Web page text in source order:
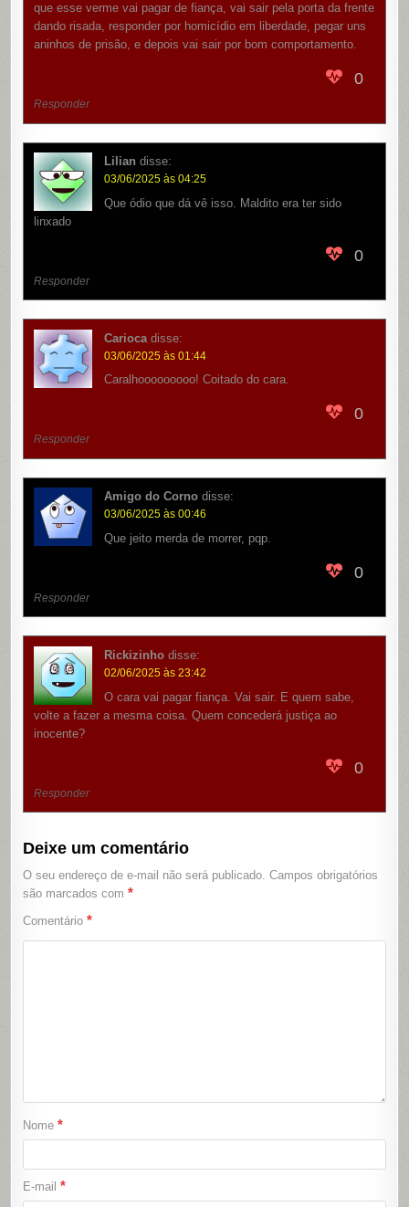
que esse verme vai pagar de fiança, vai sair pela porta da frente
dando risada, responder por homicídio em liberdade, pegar uns
aninhos de prisão, e depois vai sair por bom comportamento.
0
Responder
Lilian disse:
03/06/2025 às 04:25
Que ódio que dá vê isso. Maldito era ter sido
linxado
0
Responder
Carioca disse:
03/06/2025 às 01:44
Caralhooooooooo! Coitado do cara.
0
Responder
Amigo do Corno disse:
03/06/2025 às 00:46
Que jeito merda de morrer, pqp.
0
Responder
Rickizinho disse:
02/06/2025 às 23:42
O cara vai pagar fiança. Vai sair. E quem sabe,
volte a fazer a mesma coisa. Quem concederá justiça ao
inocente?
0
Responder
Deixe um comentário
O seu endereço de e-mail não será publicado. Campos obrigatórios
são marcados com*
Comentário*
Nome*
E-mail*